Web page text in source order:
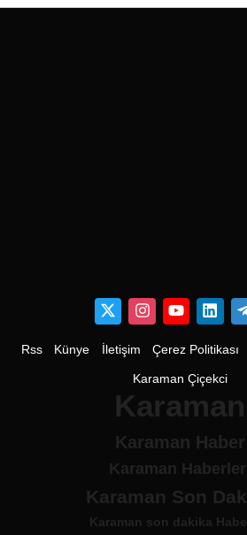
Rss Künye İletişim Çerez Politikası
Karaman Çiçekci
Karaman
Karaman Haber
Karaman
Karaman Son
Karaman son dakika